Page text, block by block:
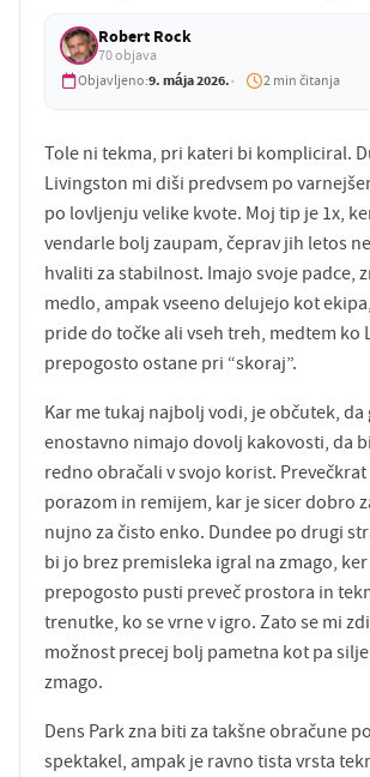
Robert Rock
70 objava
Objavljeno:9. mája 2026. 2 min čitanja
Tole ni tekma, pri kateri bi kompliciral.
Livingston mi diši predvsem po
po lovljenju velike kvote. Moj tip je 1x,
vendarle bolj zaupam, čeprav jih letos
hvaliti za stabilnost. Imajo svoje padce,
medlo, ampak vseeno delujejo kot
pride do točke ali vseh treh, medtem ko
prepogosto ostane pri “skoraj”.
Kar me tukaj najbolj vodi, je občutek, da
enostavno nimajo dovolj kakovosti, da
redno obračali v svojo korist.
porazom in remijem, kar je sicer dobro
nujno za čisto enko. Dundee po drugi
bi jo brez premisleka igral na zmago,
prepogosto pusti preveč prostora in
trenutke, ko se vrne v igro. Zato se mi
možnost precej bolj pametna kot pa
zmago.
Dens Park zna biti za takšne obračune
spektakel, ampak je ravno tista vrsta